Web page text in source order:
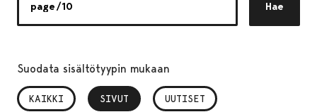
Hae
Suodata sisältötyypin mukaan
KAIKKI SIVUT
, VALITTU UUTISET